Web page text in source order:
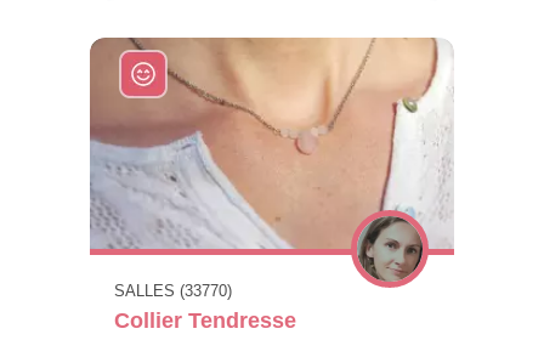
SALLES (33770)
Collier Tendresse